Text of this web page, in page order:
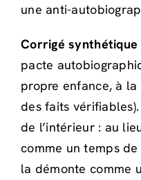
une anti-
Corrigé synthétique
pacte
propre enfance, à
des faits
de l’intérieur : au
comme un temps
la démonte comme